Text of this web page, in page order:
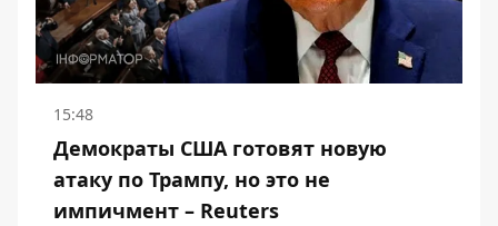
15:48
Демократы США готовят новую
атаку по Трампу, но это не
импичмент – Reuters